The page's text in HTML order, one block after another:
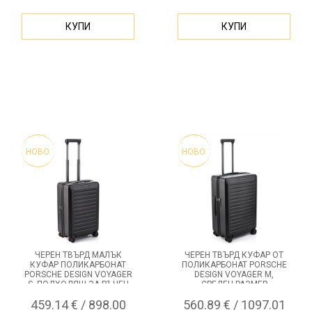
КУПИ КУПИ
НОВО
ЧЕРЕН ТВЪРД МАЛЪК
КУФАР ПОЛИКАРБОНАТ
PORSCHE DESIGN VOYAGER
S, ПОДХОДЯЩ ЗА РЪЧЕН
459.14 € / 898.00
НОВО
ЧЕРЕН ТВЪРД КУФАР ОТ
ПОЛИКАРБОНАТ PORSCHE
DESIGN VOYAGER M,
СРЕДЕН РАЗМЕР
560.89 € / 1097.01